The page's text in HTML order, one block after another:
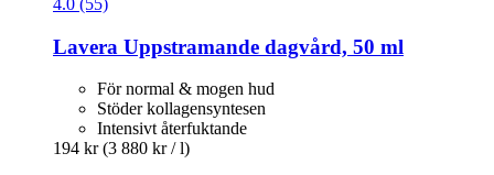
4.0 (55)
Lavera Uppstramande dagvård, 50 ml
För normal & mogen hud
Stöder kollagensyntesen
Intensivt återfuktande
194 kr (3 880 kr / l)